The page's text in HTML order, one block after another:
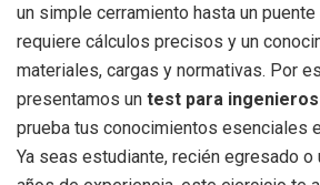
un simple cerramiento hasta un
requiere cálculos precisos y un
materiales, cargas y normativas. Por
presentamos un test para ingenieros
prueba tus conocimientos esenciales
Ya seas estudiante, recién egresado